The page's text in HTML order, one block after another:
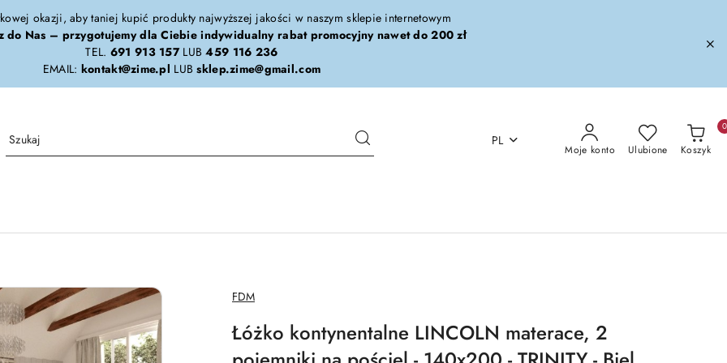
okazji, aby taniej kupić produkty najwyższej jakości w naszym sklepie internetowym
do Nas – przygotujemy dla Ciebie indywidualny rabat promocyjny nawet do 200 zł
TEL. 691 913 157LUB459 116 236
EMAIL: kontakt@zime.pl LUBsklep.zime@gmail.com
PL
Moje konto Ulubione Koszyk
0
NAZWA
PRODUCENTA:
FDM
Łóżko kontynentalne LINCOLN materace, 2